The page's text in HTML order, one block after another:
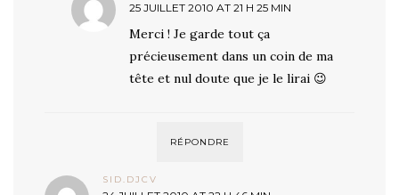
25 JUILLET 2010 AT 21 H 25 MIN
Merci ! Je garde tout ça
précieusement dans un coin de ma
tête et nul doute que je le lirai 😉
RÉPONDRE
SID.DJCV